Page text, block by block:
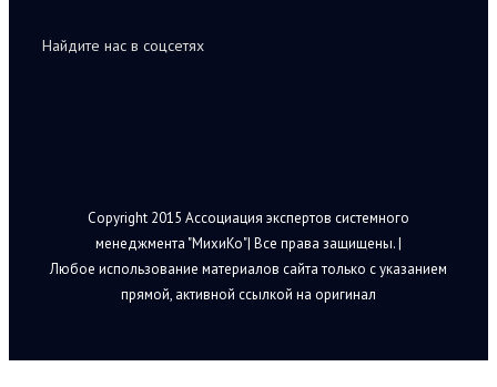
Найдите нас в соцсетях
Copyright 2015 Ассоциация экспертов системного
менеджмента "МихиКо"| Все права защищены. |
Любое использование материалов сайта только с указанием
прямой, активной ссылкой на оригинал